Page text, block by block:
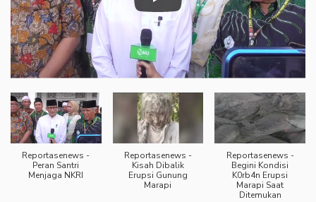
Reportasenews -
Peran Santri
Menjaga NKRI
Reportasenews -
Kisah Dibalik
Erupsi Gunung
Marapi
Reportasenews -
Begini Kondisi
K0rb4n Erupsi
Marapi Saat
Ditemukan